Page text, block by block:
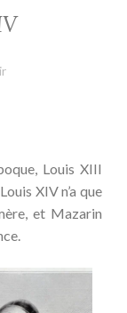
Louis XIII
XIV n’a que
et Mazarin